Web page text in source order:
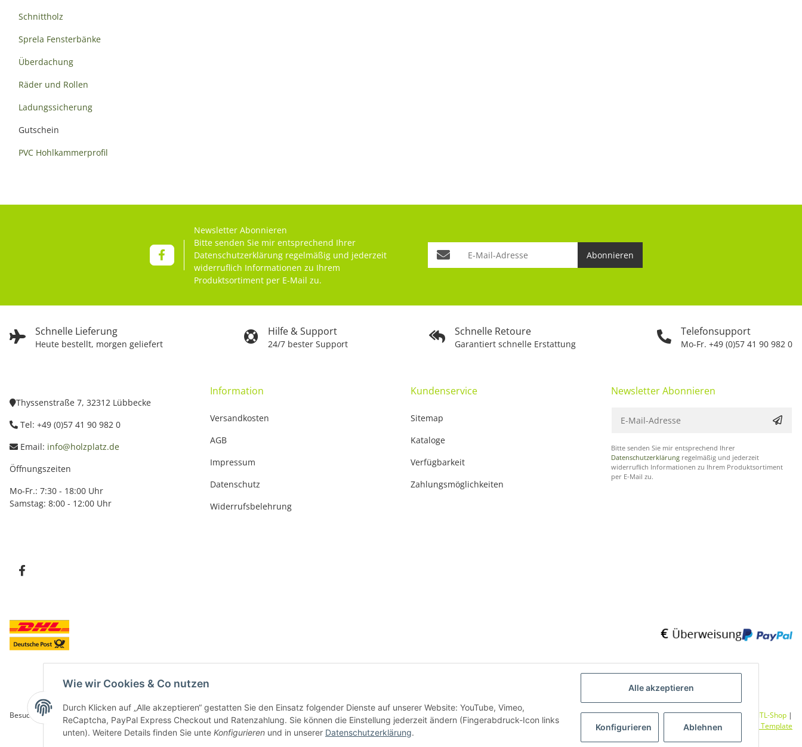
Schnittholz
Sprela Fensterbänke
Überdachung
Räder und Rollen
Ladungssicherung
Gutschein
PVC Hohlkammerprofil
Schnelle Lieferung
Heute bestellt, morgen geliefert
Hilfe & Support
24/7 bester Support
Schnelle Retoure
Garantiert schnelle Erstattung
Telefonsupport
Mo-Fr. +49 (0)57 41 90 982 0
Newsletter Abonnieren
Bitte senden Sie mir entsprechend Ihrer
Datenschutzerklärung regelmäßig und jederzeit
widerruflich Informationen zu Ihrem
Produktsortiment per E-Mail zu.
Abonnieren
Thyssenstraße 7, 32312 Lübbecke
Tel: +49 (0)57 41 90 982 0
Email: info@holzplatz.de
Öffnungszeiten
Mo-Fr.: 7:30 - 18:00 Uhr
Samstag: 8:00 - 12:00 Uhr
Information
Versandkosten
AGB
Impressum
Datenschutz
Widerrufsbelehrung
Kundenservice
Sitemap
Kataloge
Verfügbarkeit
Zahlungsmöglichkeiten
Newsletter Abonnieren
Bitte senden Sie mir entsprechend Ihrer
Datenschutzerklärung regelmäßig und jederzeit
widerruflich Informationen zu Ihrem Produktsortiment
per E-Mail zu.
Besucherzähler: 5840968 Alle Preise inkl. MwSt. UmsetzungVlarom E-Commerce Agentur| Powered by JTL-Shop |
CLEARIX JTL-Shop Template
Wie wir Cookies & Co nutzen
Durch Klicken auf „Alle akzeptieren“ gestatten Sie den Einsatz folgender Dienste auf unserer Website: YouTube, Vimeo,
ReCaptcha, PayPal Express Checkout und Ratenzahlung. Sie können die Einstellung jederzeit ändern (Fingerabdruck-Icon links
unten). Weitere Details finden Sie unte Konfigurieren und in unserer Datenschutzerklärung.
Alle akzeptieren
Konfigurieren Ablehnen